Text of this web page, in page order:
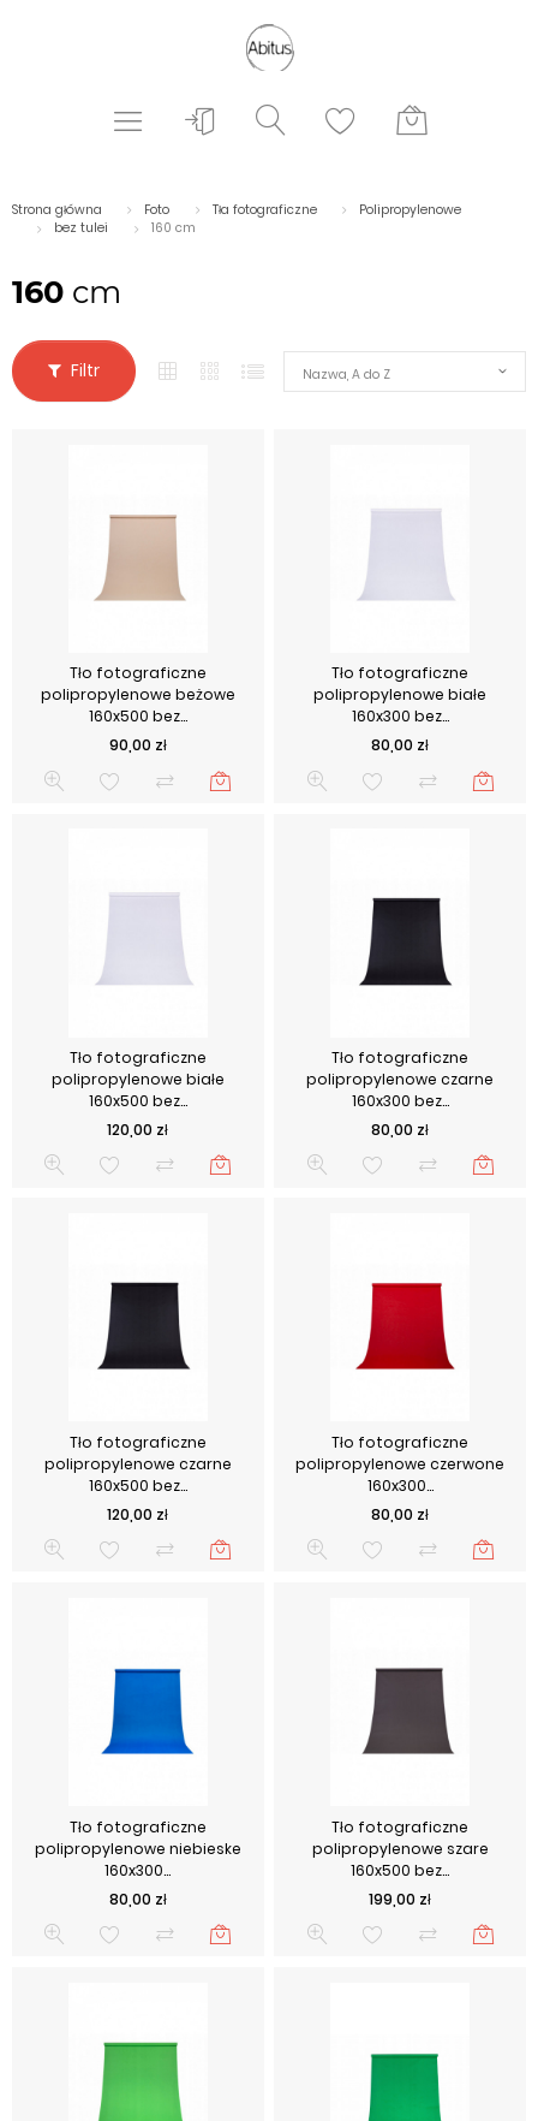
Strona główna Foto Tła fotograficzne
Polipropylenowe
bez tulei
160 cm
160 cm
Filtr Nazwa, A do Z
Tło fotograficzne
polipropylenowe beżowe
160x500 bez...
Cena
90,00 zł
Tło fotograficzne
polipropylenowe białe
160x300 bez...
Cena
80,00 zł
Tło fotograficzne
polipropylenowe białe
160x500 bez...
Cena
120,00 zł
Tło fotograficzne
polipropylenowe czarne
160x300 bez...
Cena
80,00 zł
Tło fotograficzne
polipropylenowe czarne
160x500 bez...
Cena
120,00 zł
Tło fotograficzne
polipropylenowe czerwone
160x300...
Cena
80,00 zł
Tło fotograficzne
polipropylenowe niebieske
160x300...
Cena
80,00 zł
Tło fotograficzne
polipropylenowe szare
160x500 bez...
Cena
199,00 zł